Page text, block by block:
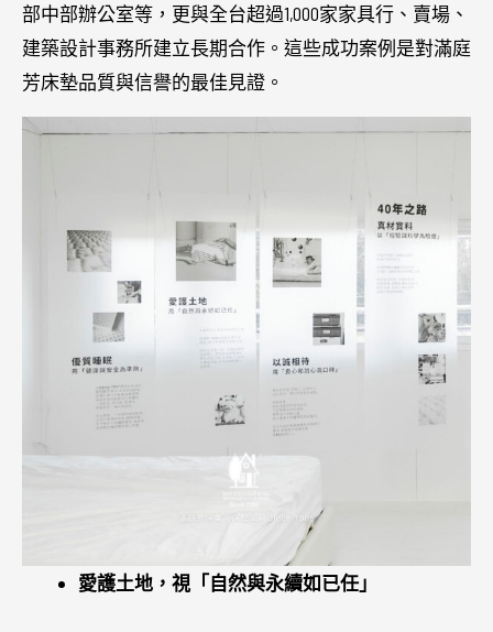
部中部辦公室等，更與全台超過1,000家家具行、賣場、
建築設計事務所建立長期合作。這些成功案例是對滿庭
芳床墊品質與信譽的最佳見證。
愛護土地，視「自然與永續如已任」